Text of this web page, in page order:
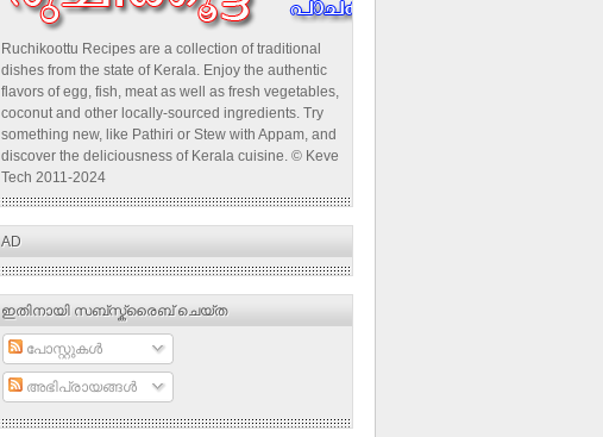
Ruchikoottu Recipes are a collection of traditional
dishes from the state of Kerala. Enjoy the authentic
flavors of egg, fish, meat as well as fresh vegetables,
coconut and other locally-sourced ingredients. Try
something new, like Pathiri or Stew with Appam, and
discover the deliciousness of Kerala cuisine. © Keve
Tech 2011-2024
AD
ഇതിനായി സബ്‌സ്ക്രൈബ് ചെയ്ത
പോസ്റ്റുകള്‍
അഭിപ്രായങ്ങള്‍